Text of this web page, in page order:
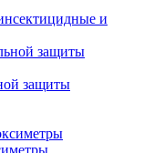
и
защиты